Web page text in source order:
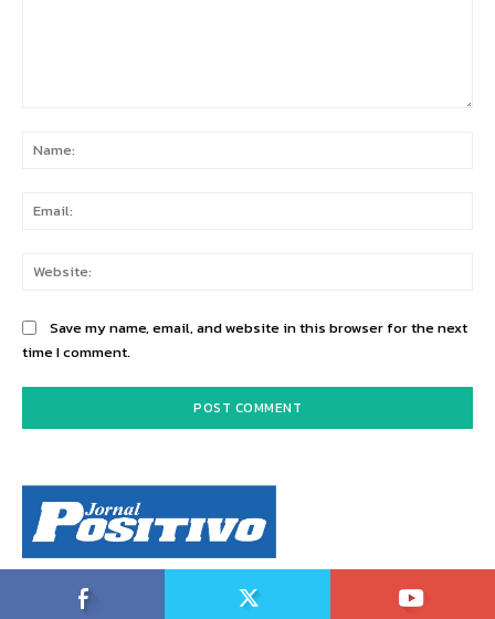
Save my name, email, and website in this browser for the next
time I comment.